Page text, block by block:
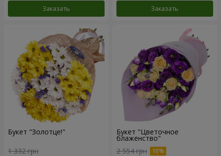
Заказать Заказать
Букет "Золотце!"
1 332 грн
Букет "Цветочное
блаженство"
2 554 грн